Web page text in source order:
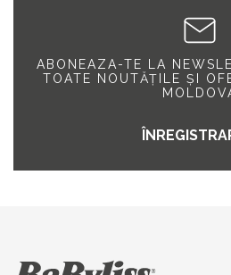
ABONEAZA-TE LA
TOATE NOUTĂȚILE ȘI